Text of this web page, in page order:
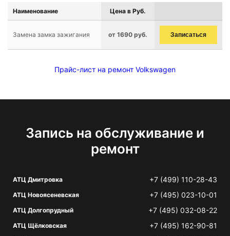
Наименование Цена в Руб.
Замена замка зажигания от 1690 руб. Записаться
Прайс-лист на ремонт Volkswagen
Запись на обслуживание и
ремонт
АТЦ Дмитровка +7 (499) 110-28-43
АТЦ Новоясеневская +7 (495) 023-10-01
АТЦ Долгопрудный +7 (495) 032-08-22
АТЦ Щёлковская +7 (495) 162-90-81